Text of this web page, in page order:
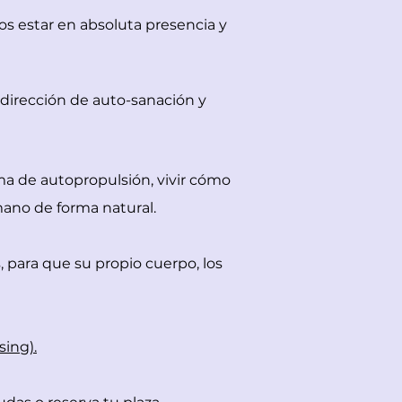
estar en absoluta presencia y
de auto-sanación y
de autopropulsión, vivir cómo
de forma natural.
que su propio cuerpo, los